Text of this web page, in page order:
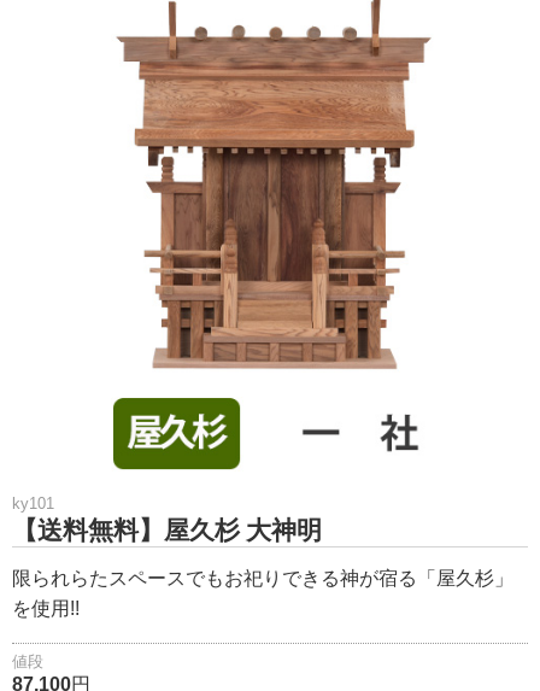
ky101
【送料無料】屋久杉 大神明
限られらたスペースでもお祀りできる神が宿る「屋久杉」
を使用!!
値段
87,100円